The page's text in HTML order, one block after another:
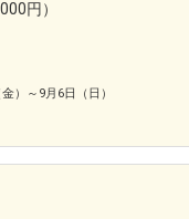
円）
）～9月6日（日）